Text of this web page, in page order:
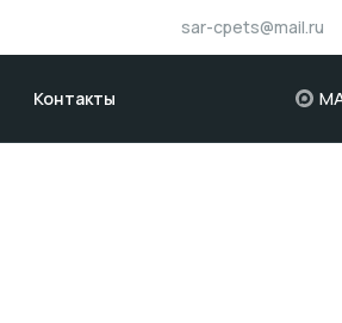
Контакты
sar-cpets@mail.ru